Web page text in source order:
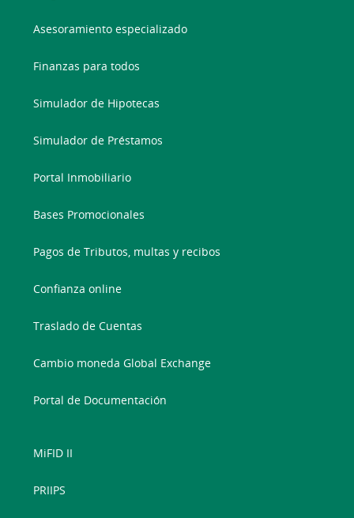
Asesoramiento especializado
Finanzas para todos
Simulador de Hipotecas
Simulador de Préstamos
Portal Inmobiliario
Bases Promocionales
Pagos de Tributos, multas y recibos
Confianza online
Traslado de Cuentas
Cambio moneda Global Exchange
Portal de Documentación
MiFID II
PRIIPS